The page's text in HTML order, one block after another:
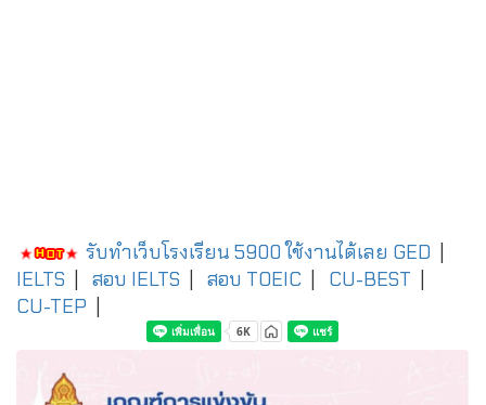
รับทำเว็บโรงเรียน 5900 ใช้งานได้เลย GED
IELTS
สอบ IELTS สอบ TOEIC CU-BEST
CU-TEP